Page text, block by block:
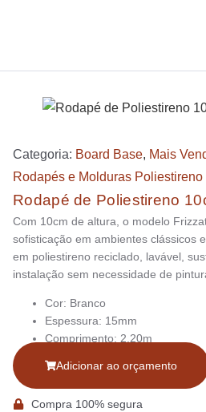
Categoria: Board Base, Mais
Rodapés e Molduras Poliestireno
Rodapé de Poliestireno
Com 10cm de altura, o modelo
sofisticação em ambientes clássicos
em poliestireno reciclado, lavável,
instalação sem necessidade de
Cor: Branco
Espessura: 15mm
Comprimento: 2,20m
Adicionar ao orçamento
Compra 100% segura